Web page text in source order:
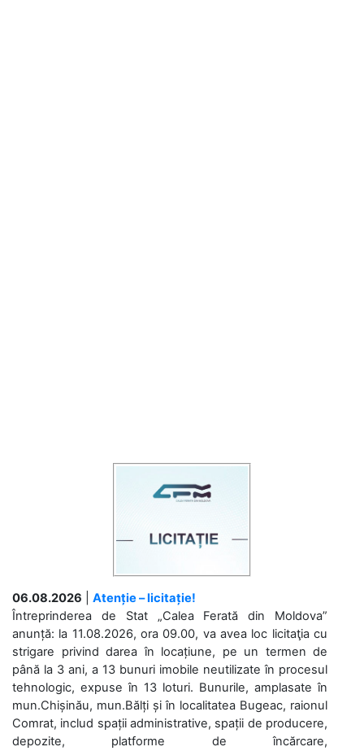
06.08.2026
Atenție – licitație!
Întreprinderea de Stat „Calea Ferată din Moldova”
anunță: la 11.08.2026, ora 09.00, va avea loc licitaţia cu
strigare privind darea în locațiune, pe un termen de
până la 3 ani, a 13 bunuri imobile neutilizate în procesul
tehnologic, expuse în 13 loturi. Bunurile, amplasate în
mun.Chișinău, mun.Bălți și în localitatea Bugeac, raionul
Comrat, includ spații administrative, spații de producere,
depozite, platforme de încărcare,